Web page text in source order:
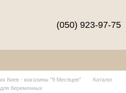
(050) 923-97-75
Киев - магазины "9 Месяцев"
Каталог
беременных